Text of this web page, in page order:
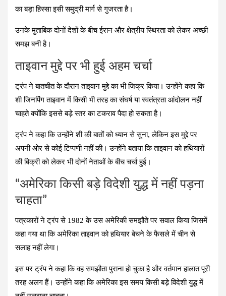
का बड़ा हिस्सा इसी समुद्री मार्ग से गुजरता है।
उनके मुताबिक दोनों देशों के बीच ईरान और क्षेत्रीय स्थिरता को लेकर अच्छी
समझ बनी है।
ताइवान मुद्दे पर भी हुई अहम चर्चा
ट्रंप ने बातचीत के दौरान ताइवान मुद्दे का भी जिक्र किया। उन्होंने कहा कि
शी जिनपिंग ताइवान में किसी भी तरह का संघर्ष या स्वतंत्रता आंदोलन नहीं
चाहते क्योंकि इससे बड़े स्तर का टकराव पैदा हो सकता है।
ट्रंप ने कहा कि उन्होंने शी की बातों को ध्यान से सुना, लेकिन इस मुद्दे पर
अपनी ओर से कोई टिप्पणी नहीं की। उन्होंने बताया कि ताइवान को हथियारों
की बिक्री को लेकर भी दोनों नेताओं के बीच चर्चा हुई।
“अमेरिका किसी बड़े विदेशी युद्ध में नहीं पड़ना
चाहता”
पत्रकारों ने ट्रंप से 1982 के उस अमेरिकी समझौते पर सवाल किया जिसमें
कहा गया था कि अमेरिका ताइवान को हथियार बेचने के फैसले में चीन से
सलाह नहीं लेगा।
इस पर ट्रंप ने कहा कि वह समझौता पुराना हो चुका है और वर्तमान हालात पूरी
तरह अलग हैं। उन्होंने कहा कि अमेरिका इस समय किसी बड़े विदेशी युद्ध में